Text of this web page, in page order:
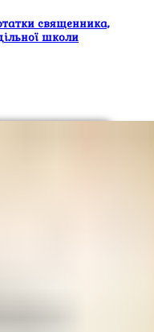
священника,
школи